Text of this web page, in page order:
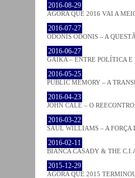
2016-08-29
AGORA QUE 2016 VAI A
2016-07-27
ODONIS ODONIS – A
2016-06-27
GAIKA – ENTRE POLÍTICA E
2016-05-25
PUBLIC MEMORY – A
2016-04-23
JOHN CALE – O
2016-03-22
SAUL WILLIAMS – A FORÇA
2016-02-11
BIANCA CASADY & THE
2015-12-29
AGORA QUE 2015